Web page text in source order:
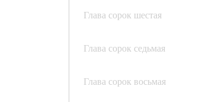
Глава сорок шестая
Глава сорок седьмая
Глава сорок восьмая